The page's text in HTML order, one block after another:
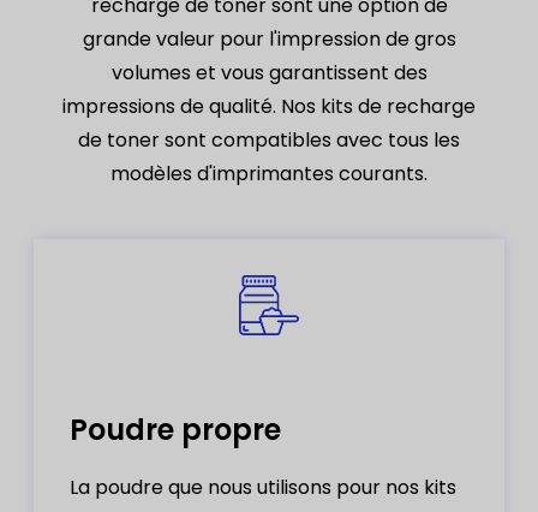
recharge de toner sont une option de
grande valeur pour l'impression de gros
volumes et vous garantissent des
impressions de qualité. Nos kits de recharge
de toner sont compatibles avec tous les
modèles d'imprimantes courants.
Poudre propre
La poudre que nous utilisons pour nos kits